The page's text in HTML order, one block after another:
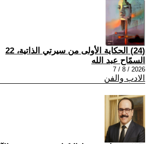
(24) الحكاية الأولى من سيرتي الذاتية، 22
السمّاح عبد الله
2026 / 8 / 7
الادب والفن